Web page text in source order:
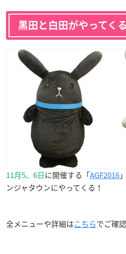
黒田と白田がやってくる
11月5、6日に開催する「AGF2016
ンジャタウンにやってくる！
全メニューや詳細はこちらでご確